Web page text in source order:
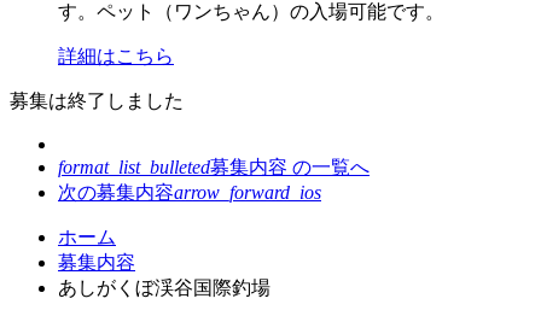
す。ペット（ワンちゃん）の入場可能です。
詳細はこちら
募集は終了しました
format_list_bulleted募集内容 の一覧へ
次の募集内容arrow_forward_ios
ホーム
募集内容
あしがくぼ渓谷国際釣場